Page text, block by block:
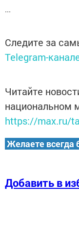
...
Следите за
Telegram-
Читайте
национальном
https://max.ru/
Желаете всегда
Добавить в